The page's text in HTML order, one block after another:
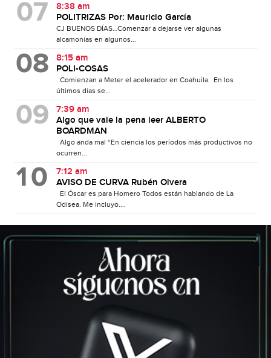
8:38 am
POLITRIZAS Por: Mauricio García
CJ BUENOS DÍAS…Comenzar a dejarse ver algunas
alcamonías en algunos...
8:15 am
POLI-COSAS
Comienzan a Meter el acelerador en Coahuila. En los
últimos días se...
7:39 am
Algo que vale la pena leer ALBERTO
BOARDMAN
Algo anda mal “En ciencia los períodos más productivos no
ocurren...
7:12 am
AVISO DE CURVA Rubén Olvera
El Óscar es para Homero Todos están hablando de La
Odisea. Me incluyo....